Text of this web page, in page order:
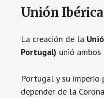
Unión Ibérica
La creación de la
Portugal) unió ambos
Portugal y su imperio
depender de la